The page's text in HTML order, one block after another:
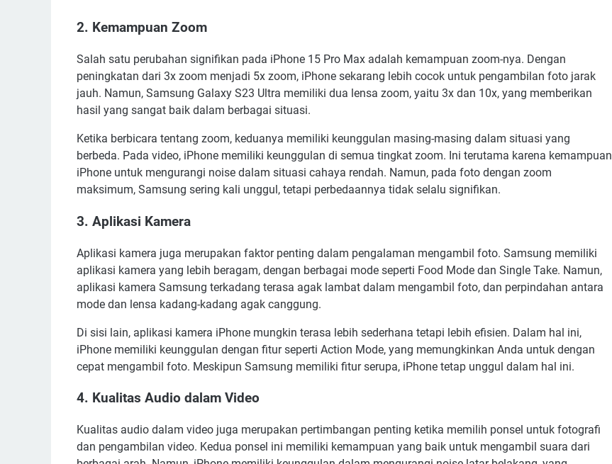
2. Kemampuan Zoom
Salah satu perubahan signifikan pada iPhone 15 Pro Max adalah kemampuan zoom-nya. Dengan
peningkatan dari 3x zoom menjadi 5x zoom, iPhone sekarang lebih cocok untuk pengambilan foto jarak
jauh. Namun, Samsung Galaxy S23 Ultra memiliki dua lensa zoom, yaitu 3x dan 10x, yang memberikan
hasil yang sangat baik dalam berbagai situasi.
Ketika berbicara tentang zoom, keduanya memiliki keunggulan masing-masing dalam situasi yang
berbeda. Pada video, iPhone memiliki keunggulan di semua tingkat zoom. Ini terutama karena kemampuan
iPhone untuk mengurangi noise dalam situasi cahaya rendah. Namun, pada foto dengan zoom
maksimum, Samsung sering kali unggul, tetapi perbedaannya tidak selalu signifikan.
3. Aplikasi Kamera
Aplikasi kamera juga merupakan faktor penting dalam pengalaman mengambil foto. Samsung memiliki
aplikasi kamera yang lebih beragam, dengan berbagai mode seperti Food Mode dan Single Take. Namun,
aplikasi kamera Samsung terkadang terasa agak lambat dalam mengambil foto, dan perpindahan antara
mode dan lensa kadang-kadang agak canggung.
Di sisi lain, aplikasi kamera iPhone mungkin terasa lebih sederhana tetapi lebih efisien. Dalam hal ini,
iPhone memiliki keunggulan dengan fitur seperti Action Mode, yang memungkinkan Anda untuk dengan
cepat mengambil foto. Meskipun Samsung memiliki fitur serupa, iPhone tetap unggul dalam hal ini.
4. Kualitas Audio dalam Video
Kualitas audio dalam video juga merupakan pertimbangan penting ketika memilih ponsel untuk fotografi
dan pengambilan video. Kedua ponsel ini memiliki kemampuan yang baik untuk mengambil suara dari